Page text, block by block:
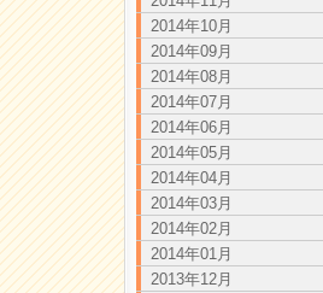
2014年10月
2014年09月
2014年08月
2014年07月
2014年06月
2014年05月
2014年04月
2014年03月
2014年02月
2014年01月
2013年12月